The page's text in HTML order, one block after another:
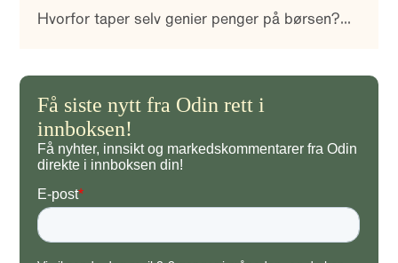
Hvorfor taper selv genier penger på børsen?
hjernefellene som lurer oss alle. De deler tre
konkrete råd for å overstyre dine egne
impulser, og forklarer hvorfor du må tørre å
portefølje.